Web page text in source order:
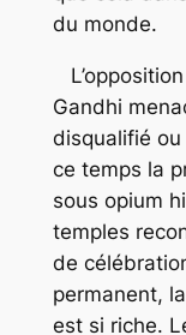
du monde.
Gandhi
disqualifié
ce temps la
sous opium
temples
de
permanent,
est si riche.